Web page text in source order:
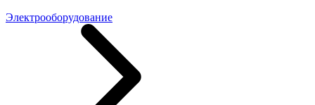
Электрооборудование